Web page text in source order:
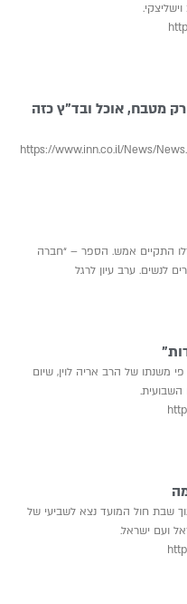
מטבח, אוכל ובד”ץ כזה
התקיים אמש. הספר – “חברה
לנשים. ערב עיון לרגל
של הרב אריה לוין, שיום
השבועית.
שבת חול המועד נצא לשביעי של
ועם ישראל.